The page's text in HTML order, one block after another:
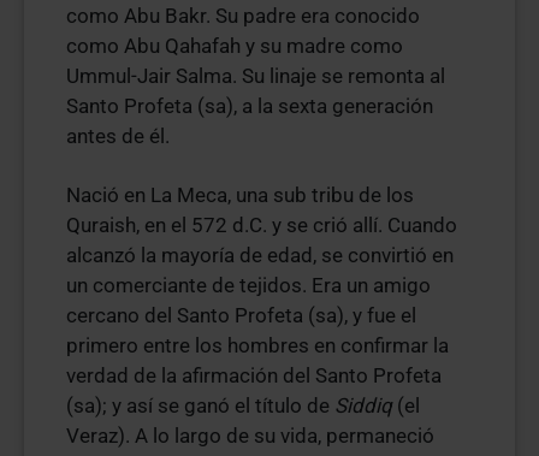
como Abu Bakr. Su padre era conocido
como Abu Qahafah y su madre como
Ummul-Jair Salma. Su linaje se remonta al
Santo Profeta (sa), a la sexta generación
antes de él.
Nació en La Meca, una sub tribu de los
Quraish, en el 572 d.C. y se crió allí. Cuando
alcanzó la mayoría de edad, se convirtió en
un comerciante de tejidos. Era un amigo
cercano del Santo Profeta (sa), y fue el
primero entre los hombres en confirmar la
verdad de la afirmación del Santo Profeta
(sa); y así se ganó el título de Siddiq (el
Veraz). A lo largo de su vida, permaneció